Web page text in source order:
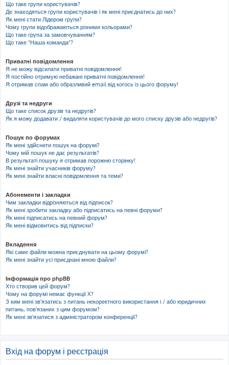
Що таке групи користувачів?
Де знаходяться групи користувачів і як мені приєднатись до них?
Як мені стати Лідером групи?
Чому групи відображаються різними кольорами?
Що таке група за замовчуванням?
Що таке "Наша команда"?
Приватні повідомлення
Я не можу відсилати приватні повідомлення!
Я постійно отримую небажані приватні повідомлення!
Я отримав спам або образливий email від когось із цього форуму!
Друзі та недруги
Що таке список друзів та недругів?
Як я можу додавати / видаляти користувачів до мого списку друзів або недругів?
Пошук по форумах
Як мені здійснити пошук на форумі?
Чому мій пошук не дає результатів?
В результаті пошуку я отримав порожню сторінку!
Як мені знайти учасників форуму?
Як мені знайти власні повідомлення та теми?
Абонементи і закладки
Чим закладки відрізняються від підписок?
Як мені зробити закладку або підписатись на певні форуми?
Як мені підписатись на певний форум?
Як мені відмовитись від підписки?
Вкладення
Які саме файли можна приєднувати на цьому форумі?
Як мені знайти усі приєднані мною файли?
Інформація про phpBB
Хто створив цей форум?
Чому на форумі немає функції X?
З ким мені зв'язатись з питань некоректного використання і / або юридичних
питань, пов'язаних з цим форумом?
Як мені зв'язатися з адміністратором конференції?
Вхід на форум і реєстрація